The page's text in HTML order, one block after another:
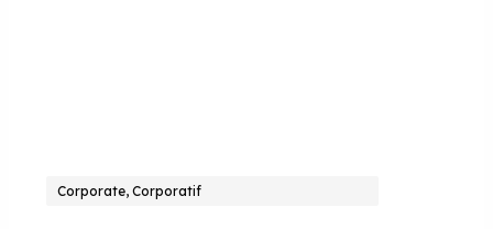
Corporate, Corporatif